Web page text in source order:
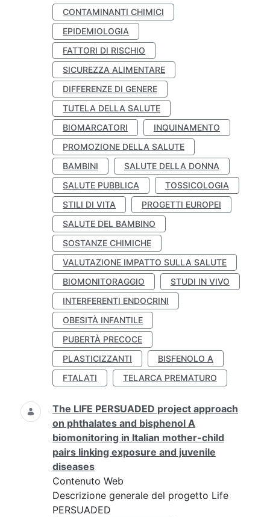
CONTAMINANTI CHIMICI
EPIDEMIOLOGIA
FATTORI DI RISCHIO
SICUREZZA ALIMENTARE
DIFFERENZE DI GENERE
TUTELA DELLA SALUTE
BIOMARCATORI
INQUINAMENTO
PROMOZIONE DELLA SALUTE
BAMBINI
SALUTE DELLA DONNA
SALUTE PUBBLICA
TOSSICOLOGIA
STILI DI VITA
PROGETTI EUROPEI
SALUTE DEL BAMBINO
SOSTANZE CHIMICHE
VALUTAZIONE IMPATTO SULLA SALUTE
BIOMONITORAGGIO
STUDI IN VIVO
INTERFERENTI ENDOCRINI
OBESITÀ INFANTILE
PUBERTÀ PRECOCE
PLASTICIZZANTI
BISFENOLO A
FTALATI
TELARCA PREMATURO
The LIFE PERSUADED project approach
on phthalates and bisphenol A
biomonitoring in Italian mother-child
pairs linking exposure and juvenile
diseases
Contenuto Web
Descrizione generale del progetto Life
PERSUADED